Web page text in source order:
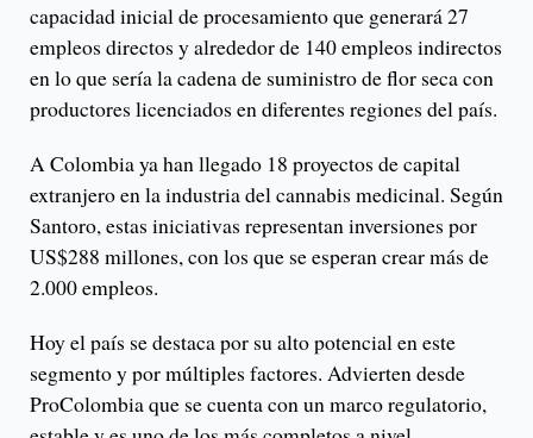
capacidad inicial de procesamiento que generará 27
empleos directos y alrededor de 140 empleos indirectos
en lo que sería la cadena de suministro de flor seca con
productores licenciados en diferentes regiones del país.
A Colombia ya han llegado 18 proyectos de capital
extranjero en la industria del cannabis medicinal. Según
Santoro, estas iniciativas representan inversiones por
US$288 millones, con los que se esperan crear más de
2.000 empleos.
Hoy el país se destaca por su alto potencial en este
segmento y por múltiples factores. Advierten desde
ProColombia que se cuenta con un marco regulatorio,